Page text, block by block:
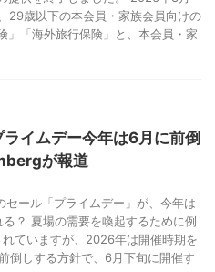
29歳以下の本会員・家族会員向けの
」「海外旅行保険」と、本会員・家
イムデー今年は6月に前倒
が報道
セール「プライムデー」が、今年は
？ 夏場の需要を喚起するために例
ていますが、2026年は開催時期を
倒しする方針で、6月下旬に開催す